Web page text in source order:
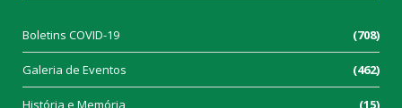
Boletins COVID-19 (708)
Galeria de Eventos (462)
História e Memória (15)